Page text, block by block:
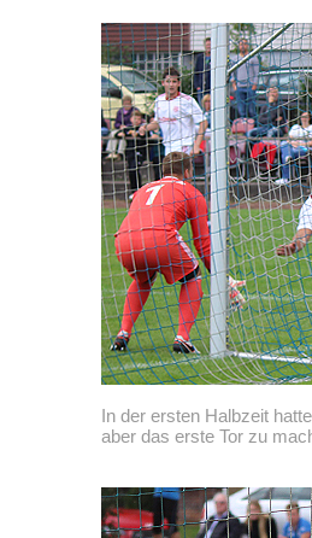
In der ersten Halbzeit
aber das erste Tor zu